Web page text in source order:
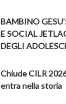
BAMBINO
E SOCIAL
DEGLI
Chiude CILR
entra nella storia